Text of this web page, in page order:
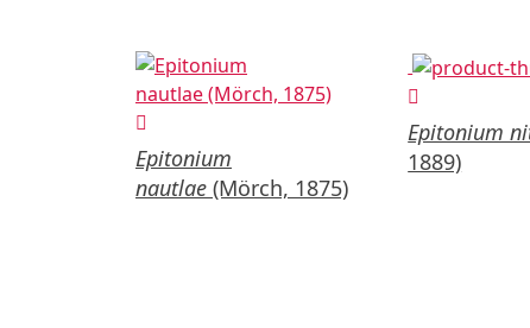
Epitonium
nautlae (Mörch, 1875)
Epitonium
1889)